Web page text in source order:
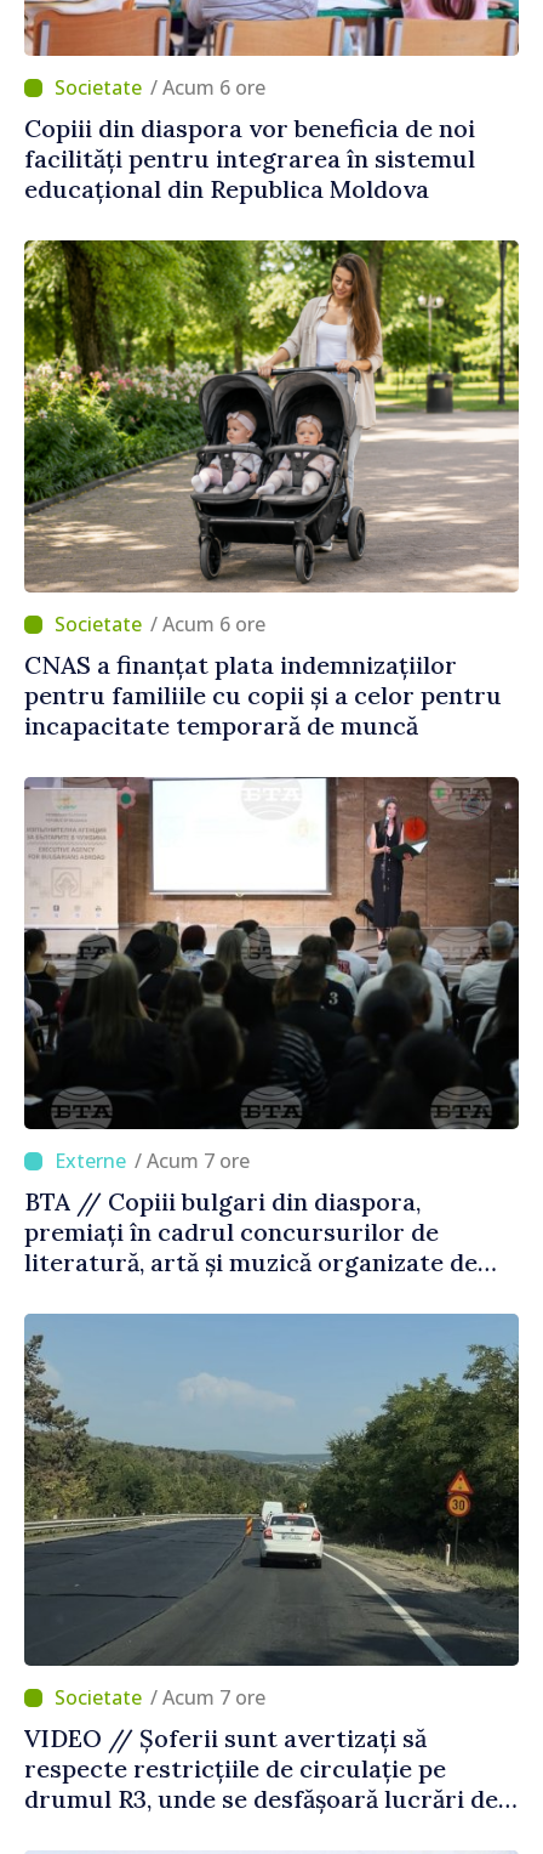
/ Acum 6 ore
Copiii din diaspora vor beneficia de noi
facilități pentru integrarea în sistemul
educațional din Republica Moldova
/ Acum 6 ore
CNAS a finanțat plata indemnizațiilor
pentru familiile cu copii și a celor pentru
incapacitate temporară de muncă
/ Acum 7 ore
BTA // Copiii bulgari din diaspora,
premiați în cadrul concursurilor de
literatură, artă și muzică organizate de
Străinătate
/ Acum 7 ore
VIDEO // Șoferii sunt avertizați să
respecte restricțiile de circulație pe
drumul R3, unde se desfășoară lucrări de